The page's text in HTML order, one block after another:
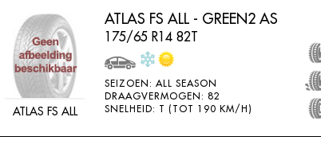
ATLAS FS ALL
ATLAS FS ALL - GREEN2 AS
175/65 R14 82T
SEIZOEN: ALL SEASON
DRAAGVERMOGEN: 82
SNELHEID: T (TOT 190 KM/H)